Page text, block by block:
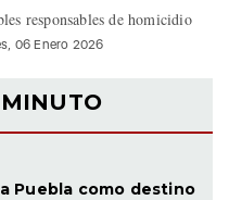
responsables de homicidio
06 Enero 2026
Puebla como destino